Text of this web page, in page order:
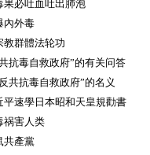
果必吐血吐出肺泡
內外毒
教群體法轮功
抗毒自救政府”的有关问答
共抗毒自救政府”的名义
平速學日本昭和天皇規勸書
祸害人类
共產黨